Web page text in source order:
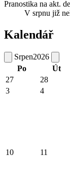
Pranostika na akt.
V srpnu již
Kalendář
Srpen2026
Po
Út
27
28
3
4
10 11